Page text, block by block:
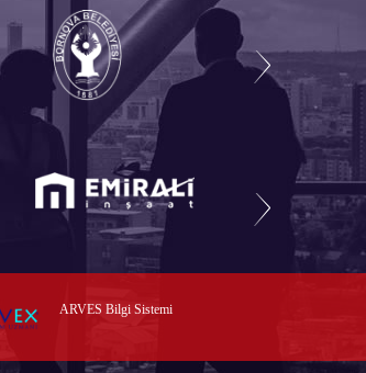
ARVES Bilgi Sistemi